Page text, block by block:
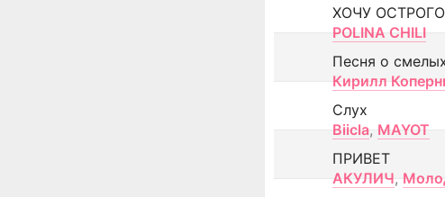
ХОЧУ ОСТРОГО
POLINA CHILI
Песня о
Кирилл
Слух
Biicla, MAYOT
ПРИВЕТ
АКУЛИЧ,